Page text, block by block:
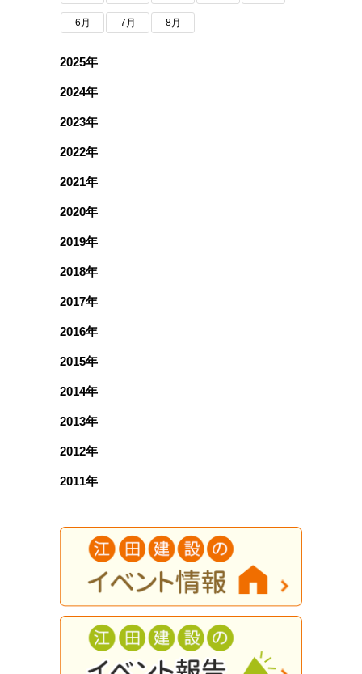
6月 7月 8月
2025年
2024年
2023年
2022年
2021年
2020年
2019年
2018年
2017年
2016年
2015年
2014年
2013年
2012年
2011年